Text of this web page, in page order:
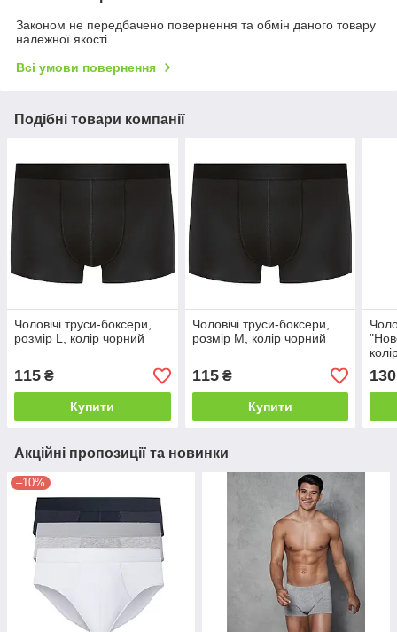
Законом не передбачено повернення та обмін даного товару
належної якості
Всі умови повернення
Подібні товари компанії
Чоловічі труси-боксери,
розмір L, колір чорний
115 ₴
Купити
Чоловічі труси-боксери,
розмір M, колір чорний
115₴
Купити
130
Акційні пропозиції та новинки
–10%